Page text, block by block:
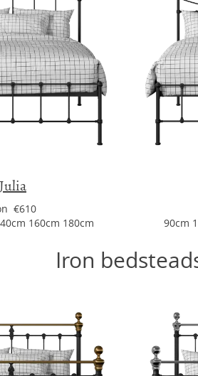
Julia
€610
160cm 180cm
90cm
Iron